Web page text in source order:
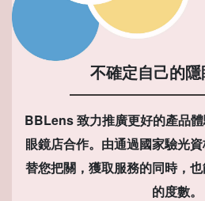
不確定自己的隱
BBLens 致力推廣更好的產品
眼鏡店合作。由通過國家驗光
替您把關，獲取服務的同時，
的度數。